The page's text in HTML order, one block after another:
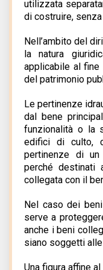
utilizzata
di costruire,
Nell’ambito del
la natura
applicabile al
del patrimonio
Le pertinenze
dal bene
funzionalità o la
edifici di culto,
pertinenze di un
perché destinati
collegata con il
Nel caso dei
serve a
anche i beni
siano soggetti
Una figura affine